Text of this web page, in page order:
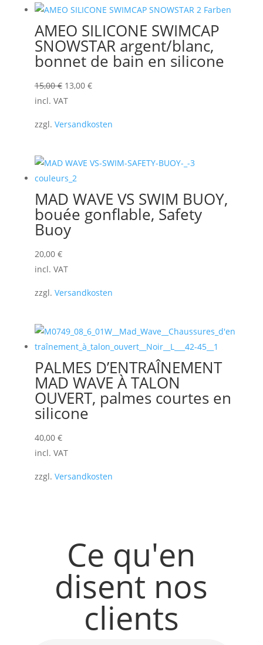
AMEO SILICONE SWIMCAP
SNOWSTAR argent/blanc,
bonnet de bain en silicone
15,00€ Le
prix
était :
13,00 €Le
est :
incl. VAT
zzgl. Versandkosten
MAD WAVE VS SWIM BUOY,
bouée gonflable, Safety
Buoy
20,00 €
incl. VAT
zzgl. Versandkosten
PALMES D’ENTRAÎNEMENT
MAD WAVE À TALON
OUVERT, palmes courtes en
silicone
40,00 €
incl. VAT
zzgl. Versandkosten
Ce qu'en
disent nos
clients